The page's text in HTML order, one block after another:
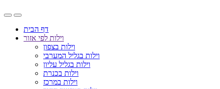
דף הבית
וילות לפי אזור
וילות בצפון
וילות בגליל המערבי
וילות בגליל עליון
וילות בכנרת
וילות במרכז